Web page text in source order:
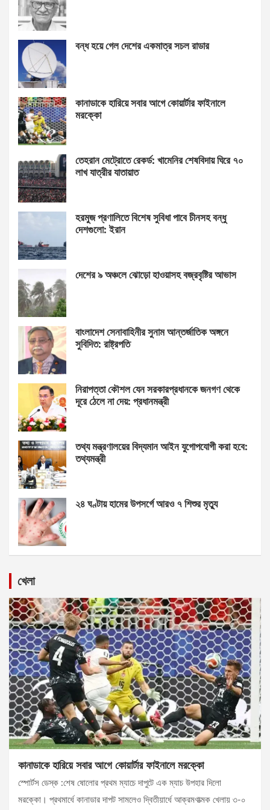
বন্ধ হয়ে গেল দেশের একমাত্র সচল রাডার
কানাডাকে হারিয়ে সবার আগে কোয়ার্টার ফাইনালে
মরক্কো
তেহরান মেট্রোতে রেকর্ড: খামেনির শেষবিদায় ঘিরে ৭০
লাখ যাত্রীর যাতায়াত
হরমুজ প্রণালিতে বিশেষ সুবিধা পাবে চীনসহ বন্ধু
দেশগুলো: ইরান
দেশের ৯ অঞ্চলে ঝোড়ো হাওয়াসহ বজ্রবৃষ্টির আভাস
বাংলাদেশ সেনাবাহিনীর সুনাম আন্তর্জাতিক অঙ্গনে
সুবিদিত: রাষ্ট্রপতি
নিরাপত্তা কৌশল যেন সরকারপ্রধানকে জনগণ থেকে
দূরে ঠেলে না দেয়: প্রধানমন্ত্রী
তথ্য মন্ত্রণালয়ের বিদ্যমান আইন যুগোপযোগী করা হবে:
তথ্যমন্ত্রী
২৪ ঘণ্টায় হামের উপসর্গে আরও ৭ শিশুর মৃত্যু
খেলা
কানাডাকে হারিয়ে সবার আগে কোয়ার্টার ফাইনালে মরক্কো
স্পোর্টস ডেস্ক :শেষ ষোলোর প্রথম ম্যাচে দাপুটে এক ম্যাচ উপহার দিলো
মরক্কো। প্রথমার্ধে কানাডার দাপট সামলেও দ্বিতীয়ার্ধে আক্রমণাত্মক খেলায় ৩-০